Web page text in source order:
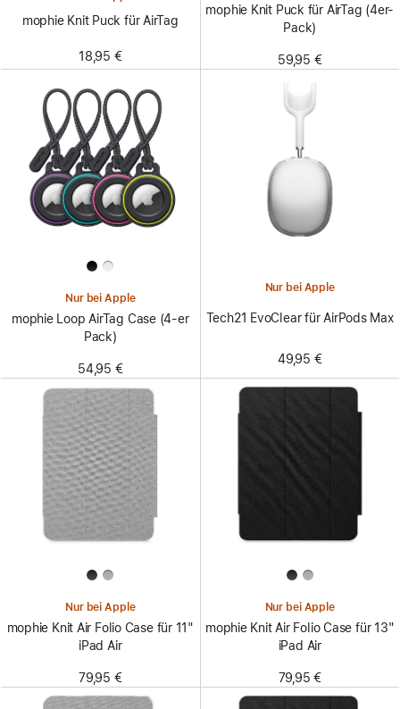
mophie Knit Puck für AirTag
18,95 €
mophie Knit Puck für AirTag (4er-
Pack)
59,95 €
Nur bei Apple
mophie Loop AirTag Case (4-er
Pack)
54,95 €
Nur bei Apple
Tech21 EvoClear für AirPods Max
49,95 €
Nur bei Apple
mophie Knit Air Folio Case für 11"
iPad Air
79,95 €
Nur bei Apple
mophie Knit Air Folio Case für 13"
iPad Air
79,95 €